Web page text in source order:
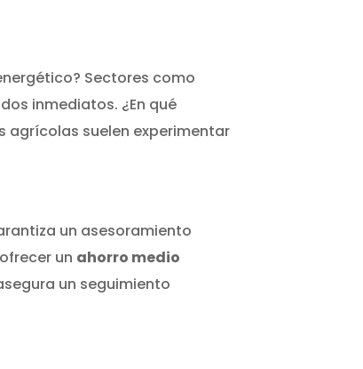
Sectores como
inmediatos. ¿En qué
agrícolas suelen experimentar
un asesoramiento
un ahorro medio
un seguimiento